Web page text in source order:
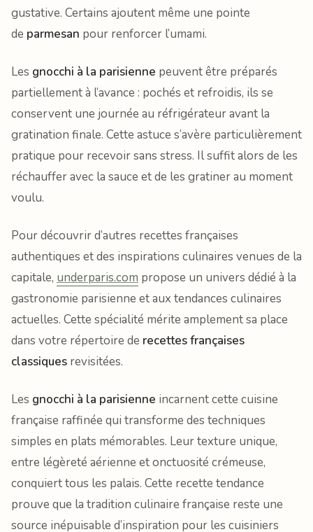
gustative. Certains ajoutent même une pointe
de parmesan pour renforcer l’umami.
Les gnocchi à la parisienne peuvent être préparés
partiellement à l’avance : pochés et refroidis, ils se
conservent une journée au réfrigérateur avant la
gratination finale. Cette astuce s’avère particulièrement
pratique pour recevoir sans stress. Il suffit alors de les
réchauffer avec la sauce et de les gratiner au moment
voulu.
Pour découvrir d’autres recettes françaises
authentiques et des inspirations culinaires venues de la
capitale, underparis.com propose un univers dédié à la
gastronomie parisienne et aux tendances culinaires
actuelles. Cette spécialité mérite amplement sa place
dans votre répertoire de recettes françaises
classiques revisitées.
Les gnocchi à la parisienne incarnent cette cuisine
française raffinée qui transforme des techniques
simples en plats mémorables. Leur texture unique,
entre légèreté aérienne et onctuosité crémeuse,
conquiert tous les palais. Cette recette tendance
prouve que la tradition culinaire française reste une
source inépuisable d’inspiration pour les cuisiniers